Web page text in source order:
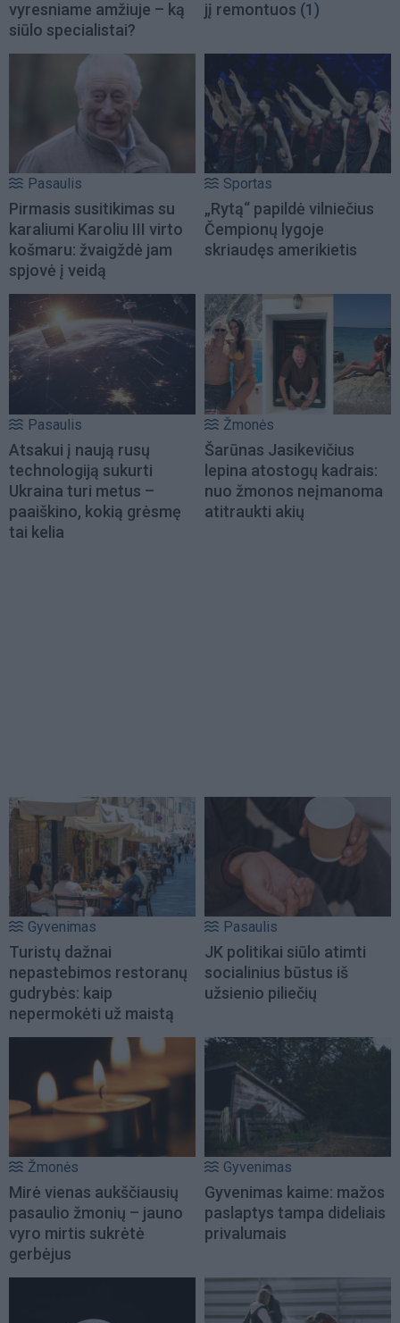
vyresniame amžiuje – ką
siūlo specialistai?
jį remontuos (1)
Pasaulis
Pirmasis susitikimas su
karaliumi Karoliu III virto
košmaru: žvaigždė jam
spjovė į veidą
Sportas
„Rytą“ papildė vilniečius
Čempionų lygoje
skriaudęs amerikietis
Pasaulis
Atsakui į naują rusų
technologiją sukurti
Ukraina turi metus –
paaiškino, kokią grėsmę
tai kelia
Žmonės
Šarūnas Jasikevičius
lepina atostogų kadrais:
nuo žmonos neįmanoma
atitraukti akių
Gyvenimas
Turistų dažnai
nepastebimos restoranų
gudrybės: kaip
nepermokėti už maistą
Pasaulis
JK politikai siūlo atimti
socialinius būstus iš
užsienio piliečių
Žmonės
Mirė vienas aukščiausių
pasaulio žmonių – jauno
vyro mirtis sukrėtė
gerbėjus
Gyvenimas
Gyvenimas kaime: mažos
paslaptys tampa dideliais
privalumais